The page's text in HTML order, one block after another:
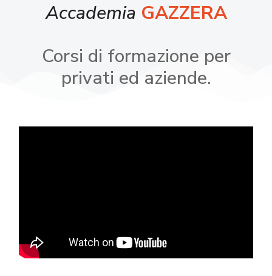
Accademia GAZZERA
Corsi di formazione per
privati ed aziende.